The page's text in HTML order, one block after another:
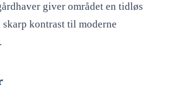
giver området en tidløs
kontrast til moderne